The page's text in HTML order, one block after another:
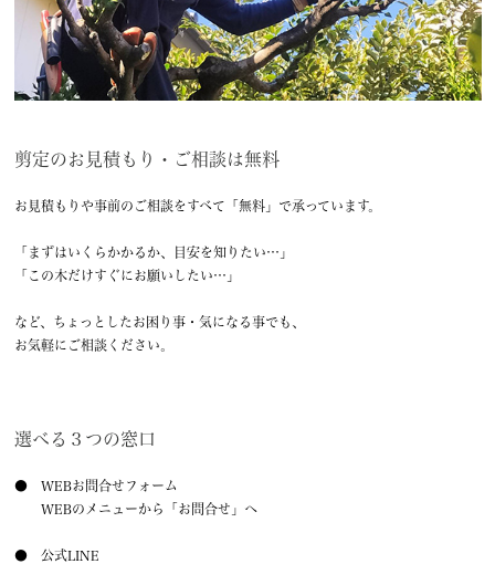
剪定のお見積もり・ご相談は無料
お見積もりや事前のご相談をすべて「無料」で承っています。
「まずはいくらかかるか、目安を知りたい…」
「この木だけすぐにお願いしたい…」
など、ちょっとしたお困り事・気になる事でも、
お気軽にご相談ください。
選べる３つの窓口
● WEBお問合せフォーム
WEBのメニューから「お問合せ」へ
● 公式LINE